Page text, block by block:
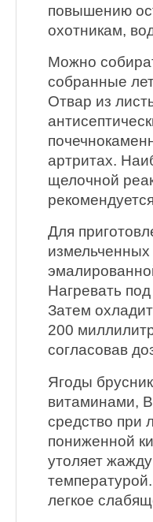
повышению
охотникам,
Можно
собранные
Отвар из
артритах.
щелочной
Для
измельченных
Нагревать
Затем
200
согласовав
Ягоды
витаминами,
средство при
пониженной
утоляет
легкое